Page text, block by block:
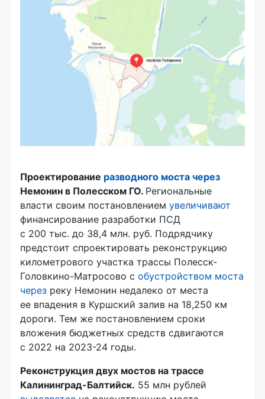
Проектирование разводного моста через
Немонин в Полесском ГО. Региональные
власти своим постановлением увеличивают
финансирование разработки ПСД
с 200 тыс. до 38,4 млн. руб. Подрядчику
предстоит спроектировать реконструкцию
километрового участка трассы Полесск-
Головкино-Матросово с обустройством моста
через реку Немонин недалеко от места
ее впадения в Куршский залив на 18,250 км
дороги. Тем же постановлением сроки
вложения бюджетных средств сдвигаются
с 2022 на 2023-24 годы.
Реконструкция двух мостов на трассе
Калининград-Балтийск. 55 млн рублей